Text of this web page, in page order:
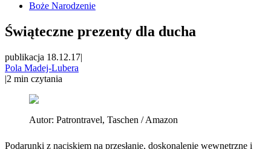
Boże Narodzenie
Świąteczne prezenty dla ducha
publikacja 18.12.17|
Pola Madej-Lubera
|2 min czytania
Autor: Patrontravel, Taschen / Amazon
Podarunki z naciskiem na przesłanie, doskonalenie wewnętrzne i